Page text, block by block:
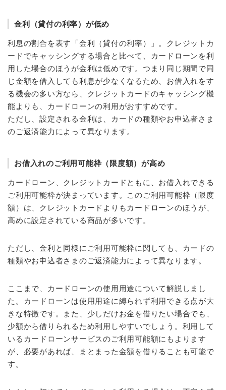
金利（貸付の利率）が低め
利息の割合を表す「金利（貸付の利率）」。クレジットカ
ードでキャッシングする場合と比べて、カードローンを利
用した場合のほうが金利は低めです。つまり同じ期間で同
じ金額を借入しても利息が少なくなるため、お借入れをす
る機会の多い方なら、クレジットカードのキャッシング機
能よりも、カードローンの利用がおすすめです。
ただし、設定される金利は、カードの種類やお申込者さま
のご返済能力によって異なります。
お借入れのご利用可能枠（限度額）が高め
カードローン、クレジットカードともに、お借入れできる
ご利用可能枠が決まっています。このご利用可能枠（限度
額）は、クレジットカードよりもカードローンのほうが、
高めに設定されている商品が多いです。
ただし、金利と同様にご利用可能枠に関しても、カードの
種類やお申込者さまのご返済能力によって異なります。
ここまで、カードローンの使用用途について解説しまし
た。カードローンは使用用途に縛られず利用できる点が大
きな特徴です。また、少しだけお金を借りたい場合でも、
少額から借りられるため利用しやすいでしょう。利用して
いるカードローンサービスのご利用可能額にもよります
が、必要があれば、まとまった金額を借りることも可能で
す。